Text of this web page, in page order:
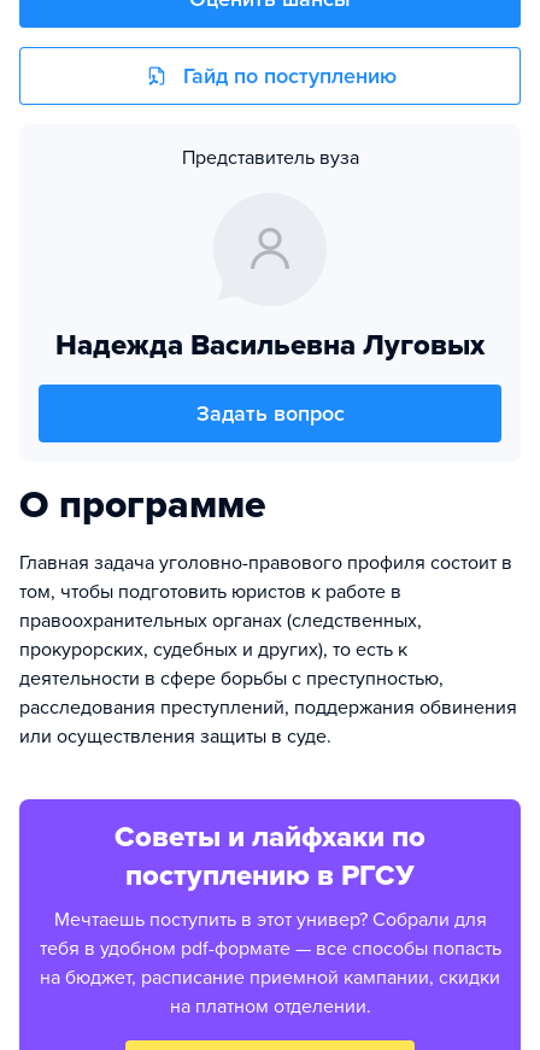
Гайд по поступлению
Представитель вуза
Надежда Васильевна Луговых
Задать вопрос
О программе
Главная задача уголовно-правового профиля состоит в
том, чтобы подготовить юристов к работе в
правоохранительных органах (следственных,
прокурорских, судебных и других), то есть к
деятельности в сфере борьбы с преступностью,
расследования преступлений, поддержания обвинения
или осуществления защиты в суде.
Советы и лайфхаки по
поступлению в РГСУ
Мечтаешь поступить в этот универ? Собрали для
тебя в удобном pdf-формате — все способы попасть
на бюджет, расписание приемной кампании, скидки
на платном отделении.